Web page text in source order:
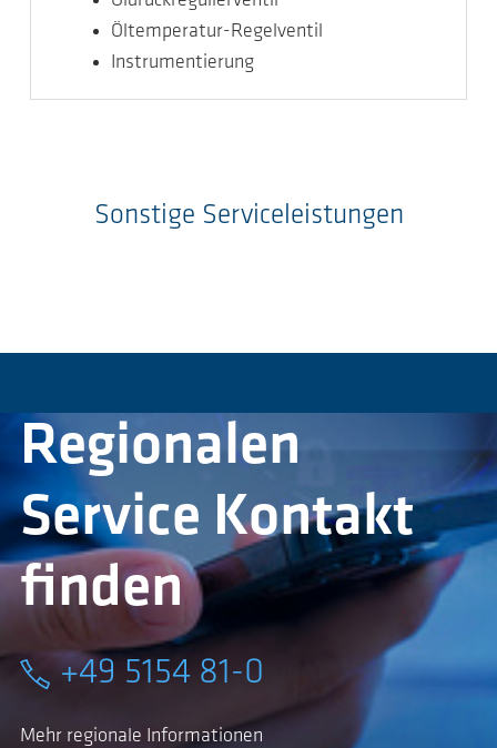
Öltemperatur-Regelventil
Instrumentierung
Sonstige Serviceleistungen
Regionalen
Service Kontakt
finden
+49 5154 81-0
Mehr regionale Informationen